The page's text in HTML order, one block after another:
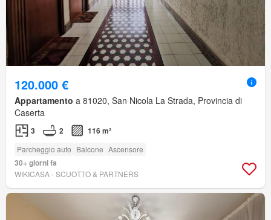
120.000 €
Appartamento a 81020, San Nicola La Strada, Provincia di
Caserta
3 2 116 m²
Parcheggio auto Balcone Ascensore
30+ giorni fa
WIKICASA - SCUOTTO & PARTNERS